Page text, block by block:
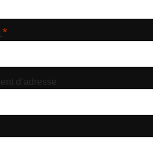
*
d’adresse